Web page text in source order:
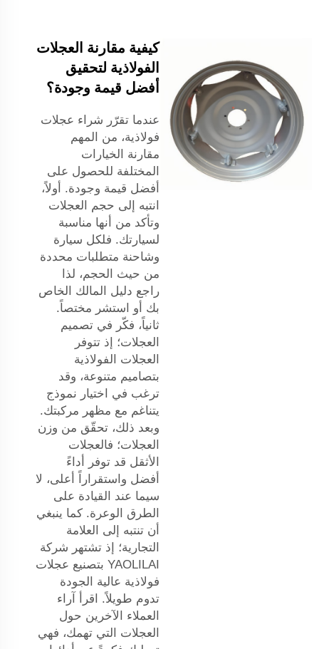
كيفية مقارنة العجلات
الفولاذية لتحقيق
أفضل قيمة وجودة؟
عندما تقرّر شراء عجلات
فولاذية، من المهم
مقارنة الخيارات
المختلفة للحصول على
أفضل قيمة وجودة. أولاً،
انتبه إلى حجم العجلات
وتأكد من أنها مناسبة
لسيارتك. فلكل سيارة
وشاحنة متطلبات محددة
من حيث الحجم، لذا
راجع دليل المالك الخاص
بك أو استشر مختصاً.
ثانياً، فكّر في تصميم
العجلات؛ إذ تتوفر
العجلات الفولاذية
بتصاميم متنوعة، وقد
ترغب في اختيار نموذج
يتناغم مع مظهر مركبتك.
وبعد ذلك، تحقّق من وزن
العجلات؛ فالعجلات
الأثقل قد توفر أداءً
أفضل واستقراراً أعلى، لا
سيما عند القيادة على
الطرق الوعرة. كما ينبغي
أن تنتبه إلى العلامة
التجارية؛ إذ تشتهر شركة
YAOLILAI بتصنيع عجلات
فولاذية عالية الجودة
تدوم طويلاً. اقرأ آراء
العملاء الآخرين حول
العجلات التي تهمك، فهي